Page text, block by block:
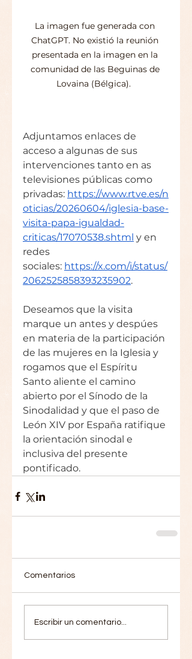
La imagen fue generada con
ChatGPT. No existió la reunión
presentada en la imagen en la
comunidad de las Beguinas de
Lovaina (Bélgica).
Adjuntamos enlaces de
acceso a algunas de sus
intervenciones tanto en as
televisiones públicas como
privadas: https://www.rtve.es/n
oticias/20260604/iglesia-base-
visita-papa-igualdad-
criticas/17070538.shtml y en
redes
sociales: https://x.com/i/status/
2062525858393235902.
Deseamos que la visita
marque un antes y despúes
en materia de la participación
de las mujeres en la Iglesia y
rogamos que el Espíritu
Santo aliente el camino
abierto por el Sínodo de la
Sinodalidad y que el paso de
León XIV por España ratifique
la orientación sinodal e
inclusiva del presente
pontificado.
Comentarios
Escribir un comentario...